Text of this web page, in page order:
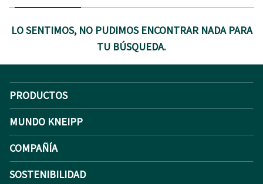
LO SENTIMOS, NO PUDIMOS ENCONTRAR NADA PARA
TU BÚSQUEDA.
PRODUCTOS
MUNDO KNEIPP
COMPAÑÍA
SOSTENIBILIDAD